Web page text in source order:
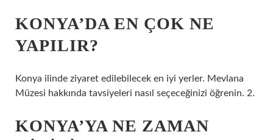
KONYA’DA EN ÇOK NE
YAPILIR?
Konya ilinde ziyaret edilebilecek en iyi yerler. Mevlana
Müzesi hakkında tavsiyeleri nasıl seçeceğinizi öğrenin. 2.
KONYA’YA NE ZAMAN